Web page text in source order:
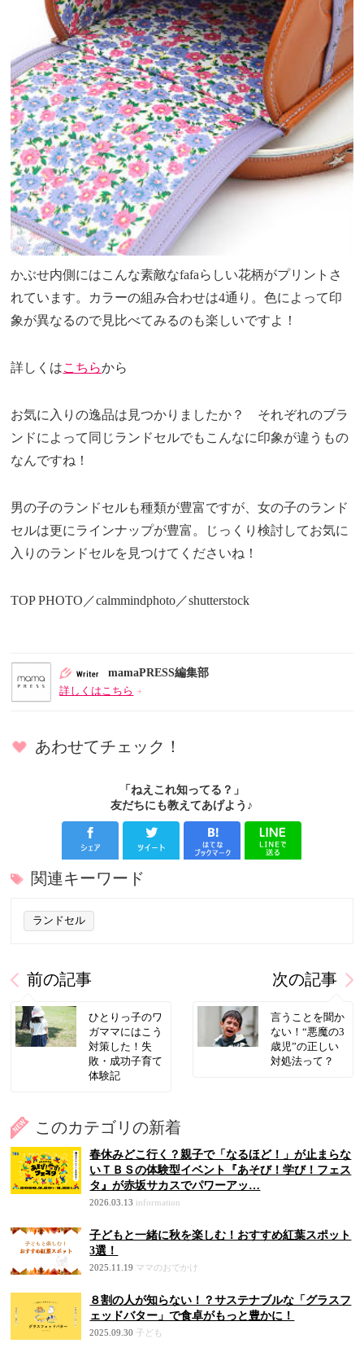
かぶせ内側にはこんな素敵なfafaらしい花柄がプリントさ
れています。カラーの組み合わせは4通り。色によって印
象が異なるので見比べてみるのも楽しいですよ！
詳しくはこちらから
お気に入りの逸品は見つかりましたか？ それぞれのブラ
ンドによって同じランドセルでもこんなに印象が違うもの
なんですね！
男の子のランドセルも種類が豊富ですが、女の子のランド
セルは更にラインナップが豊富。じっくり検討してお気に
入りのランドセルを見つけてくださいね！
TOP PHOTO／calmmindphoto／shutterstock
mamaPRESS編集部
詳しくはこちら
あわせてチェック！
「ねえこれ知ってる？」
友だちにも教えてあげよう♪
関連キーワード
ランドセル
前の記事
ひとりっ子のワ
ガママにはこう
対策した！失
敗・成功子育て
体験記
次の記事
言うことを聞か
ない！“悪魔の3
歳児”の正しい
対処法って？
このカテゴリの新着
春休みどこ行く？親子で「なるほど！」が止まらな
いＴＢＳの体験型イベント『あそび！学び！フェス
タ』が赤坂サカスでパワーアッ…
2026.03.13 information
子どもと一緒に秋を楽しむ！おすすめ紅葉スポット
3選！
2025.11.19 ママのおでかけ
８割の人が知らない！？サステナブルな「グラスフ
ェッドバター」で食卓がもっと豊かに！
2025.09.30 子ども